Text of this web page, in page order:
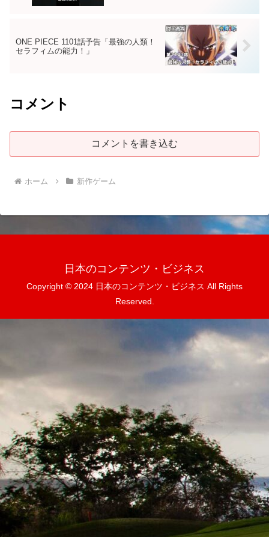
ONE PIECE 1101話予告「最強の人類！
セラフィムの能力！」
コメント
コメントを書き込む
ホーム 新作ゲーム
日本のコンテンツ・ビジネス
Copyright © 2024 日本のコンテンツ・ビジネス All Rights
Reserved.